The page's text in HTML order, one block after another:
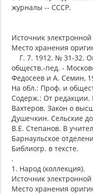
журналы -- СССР.
Источник
Место хранения
Г. 7. 1912. № 31-32.
обществ.-пед. -
Федосеев и А. Семин,
На обл.: Проф. и
Содерж.: От редакции.
Вахтеров. Закон о
Душечкин. Сельские
В.Е. Степанов. В
Барнаульское
Библиогр. в тексте.
.
1. Народ (коллекция).
Источник
Место хранения